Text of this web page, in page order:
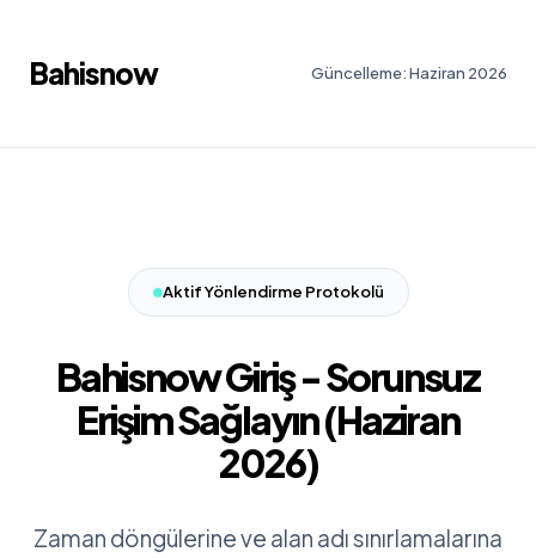
Bahisnow Güncelleme: Haziran 2026
Aktif Yönlendirme Protokolü
Bahisnow Giriş - Sorunsuz
Erişim Sağlayın (Haziran
2026)
Zaman döngülerine ve alan adı sınırlamalarına